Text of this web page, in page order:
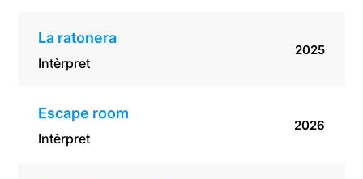
La ratonera
Intèrpret
2025
Escape room
Intèrpret
2026